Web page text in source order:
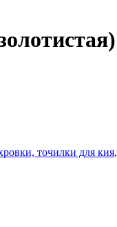
точилки для кия,